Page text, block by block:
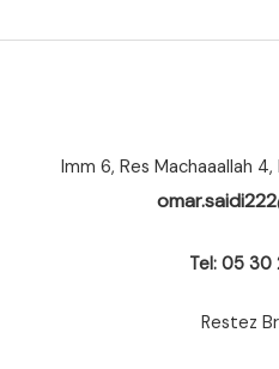
Imm 6, Res Machaaallah
Tel: 05 30
Restez